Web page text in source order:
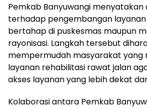
Pemkab Banyuwangi menyatakan
terhadap pengembangan layanan
bertahap di puskesmas maupun
rayonisasi. Langkah tersebut
mempermudah masyarakat yang
layanan rehabilitasi rawat jalan
akses layanan yang lebih dekat
Kolaborasi antara Pemkab